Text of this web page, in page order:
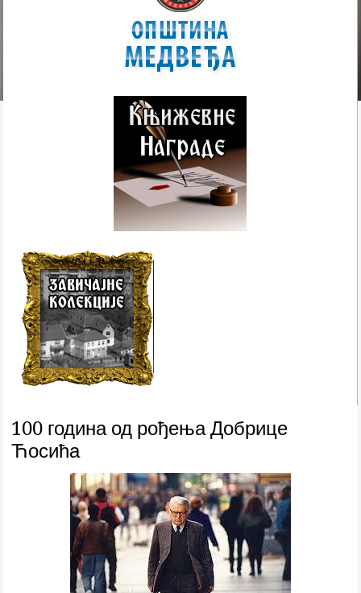
100 година од рођења Добрице
Ћосића